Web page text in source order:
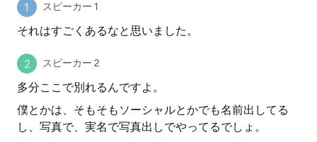
スピーカー 1
それはすごくあるなと思いました。
スピーカー 2
多分ここで別れるんですよ。
僕とかは、そもそもソーシャルとかでも名前出してる
し、写真で、実名で写真出しでやってるでしょ。